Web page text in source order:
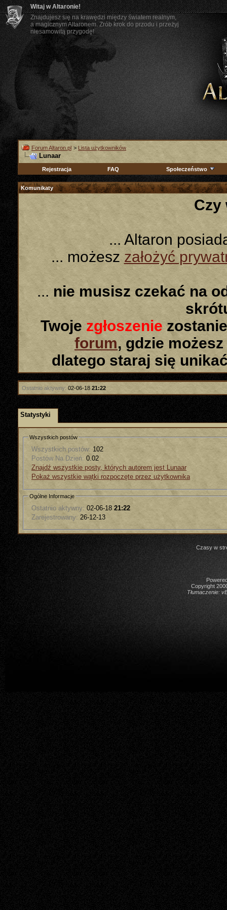
Witaj w Altaronie!
Znajdujesz się na krawędzi między światem realnym,
a magicznym Altaronem. Zrób krok do przodu i przeżyj
niesamowitą przygodę!
Forum Altaron.pl > Lista użytkowników
Lunaar
Rejestracja FAQ Społeczeństwo
Komunikaty
Czy
... Altaron
... możeszzałożyć
... nie musisz czekać na
Twoje zgłoszenie
forum, gdzie
dlatego staraj się
Ostatnio aktywny: 02-06-18 21:22
Statystyki
Wszystkich postów
Wszystkich postów: 102
Postów Na Dzień: 0.02
Znajdź wszystkie posty, których autorem jest Lunaar
Pokaż wszystkie wątki rozpoczęte przez użytkownika
Ogólne Informacje
Ostatnio aktywny: 02-06-18 21:22
Zarejestrowany: 26-12-13
Czasy w
Copyright
Tłumaczenie: